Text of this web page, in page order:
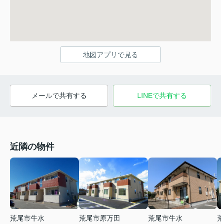
地図アプリで見る
メールで共有する LINEで共有する
近隣の物件
荒尾市牛水
荒尾市原万田
荒尾市牛水